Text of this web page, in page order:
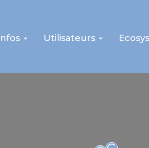
Utilisateurs